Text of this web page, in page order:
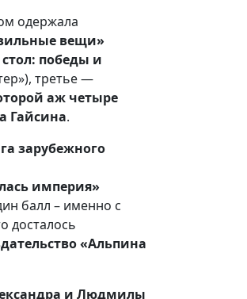
одержала
вещи»
победы и
третье —
аж четыре
Гайсина.
зарубежного
империя»
балл – именно с
досталось
«Альпина
и Людмилы